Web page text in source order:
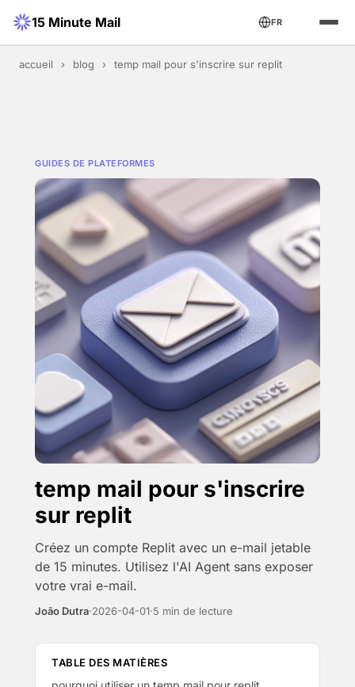
15 Minute Mail FR
accueil › blog › temp mail pour s'inscrire sur replit
GUIDES DE PLATEFORMES
temp mail pour s'inscrire
sur replit
Créez un compte Replit avec un e-mail jetable
de 15 minutes. Utilisez l'AI Agent sans exposer
votre vrai e-mail.
João Dutra·2026-04-01·5 min de lecture
TABLE DES MATIÈRES